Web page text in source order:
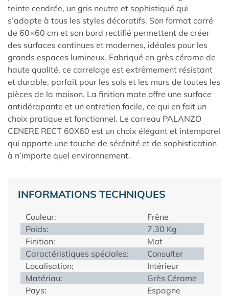
teinte cendrée, un gris neutre et sophistiqué qui
s’adapte à tous les styles décoratifs. Son format carré
de 60×60 cm et son bord rectifié permettent de créer
des surfaces continues et modernes, idéales pour les
grands espaces lumineux. Fabriqué en grès cérame de
haute qualité, ce carrelage est extrêmement résistant
et durable, parfait pour les sols et les murs de toutes les
pièces de la maison. La finition mate offre une surface
antidérapante et un entretien facile, ce qui en fait un
choix pratique et fonctionnel. Le carreau PALANZO
CENERE RECT 60X60 est un choix élégant et intemporel
qui apporte une touche de sérénité et de sophistication
à n’importe quel environnement.
INFORMATIONS TECHNIQUES
Couleur:
Frêne
Poids:
7.30 Kg
Finition:
Mat
Caractéristiques spéciales:
Consulter
Localisation:
Intérieur
Matériau:
Grès Cérame
Pays:
Espagne